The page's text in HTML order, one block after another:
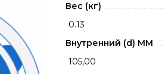
Вес (кг)
0.13
Внутренний (d) ММ
105,00